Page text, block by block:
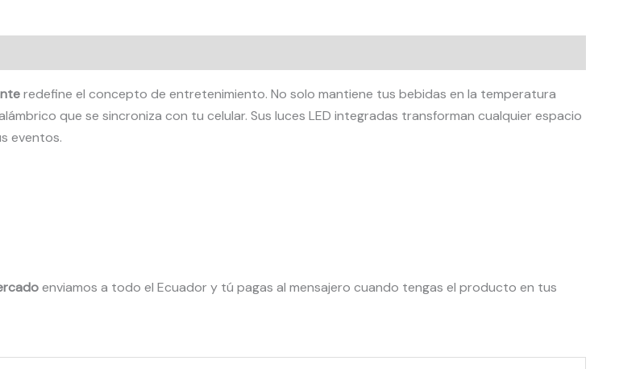
Luces
LED
RGB
redefine el concepto de entretenimiento. No solo mantiene tus bebidas en la temperatura
que se sincroniza con tu celular. Sus luces LED integradas transforman cualquier espacio
eventos.
enviamos a todo el Ecuador y tú pagas al mensajero cuando tengas el producto en tus